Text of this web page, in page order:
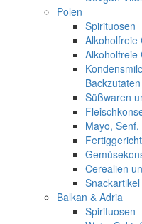
Polen
Spirituosen
Alkoholfreie
Alkoholfreie
Backzutaten
Süßwaren
Mayo,
Cerealien
Snackartikel
Balkan & Adria
Spirituosen